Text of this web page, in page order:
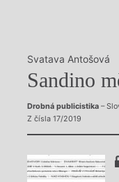
Svatava Antošová
Sandino
Drobná publicistika–
Z čísla 17/2019